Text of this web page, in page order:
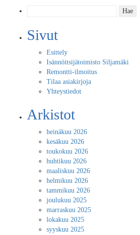
Sivut
Esittely
Isännöitsijätoimisto Siljamäki
Remontti-ilmoitus
Tilaa asiakirjoja
Yhteystiedot
Arkistot
heinäkuu 2026
kesäkuu 2026
toukokuu 2026
huhtikuu 2026
maaliskuu 2026
helmikuu 2026
tammikuu 2026
joulukuu 2025
marraskuu 2025
lokakuu 2025
syyskuu 2025